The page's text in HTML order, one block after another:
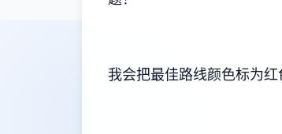
我会把最佳路线颜色标为红